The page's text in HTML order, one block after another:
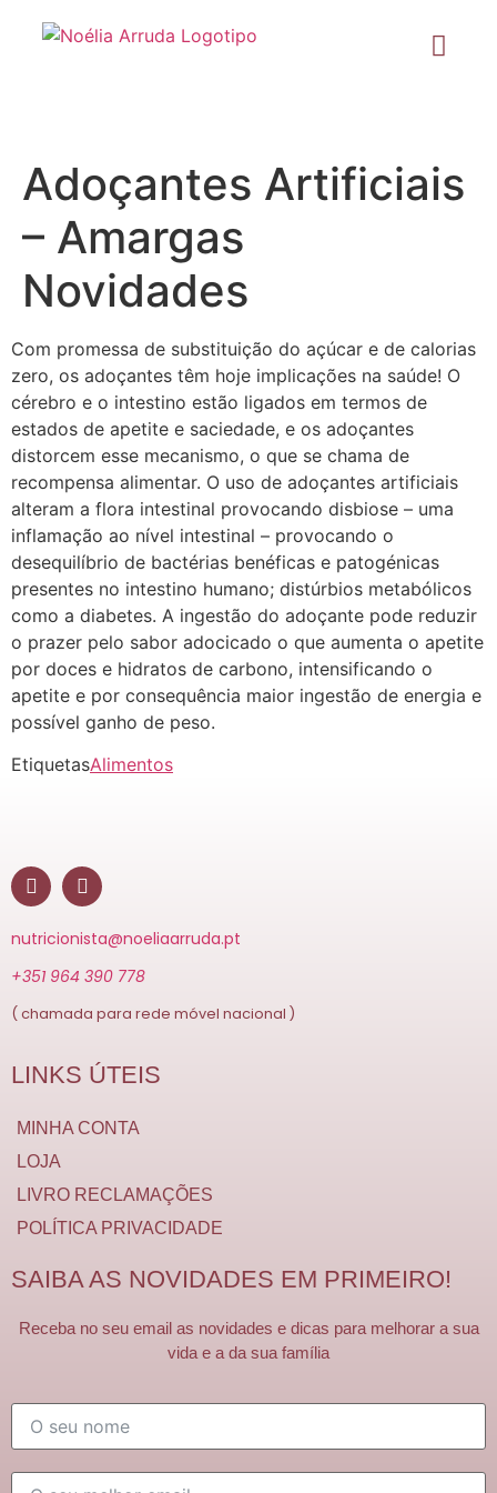
Adoçantes Artificiais
– Amargas
Novidades
Com promessa de substituição do açúcar e de calorias
zero, os adoçantes têm hoje implicações na saúde! O
cérebro e o intestino estão ligados em termos de
estados de apetite e saciedade, e os adoçantes
distorcem esse mecanismo, o que se chama de
recompensa alimentar. O uso de adoçantes artificiais
alteram a flora intestinal provocando disbiose – uma
inflamação ao nível intestinal – provocando o
desequilíbrio de bactérias benéficas e patogénicas
presentes no intestino humano; distúrbios metabólicos
como a diabetes. A ingestão do adoçante pode reduzir
o prazer pelo sabor adocicado o que aumenta o apetite
por doces e hidratos de carbono, intensificando o
apetite e por consequência maior ingestão de energia e
possível ganho de peso.
EtiquetasAlimentos
nutricionista@noeliaarruda.pt
+351 964 390 778
( chamada para rede móvel nacional )
LINKS ÚTEIS
MINHA CONTA
LOJA
LIVRO RECLAMAÇÕES
POLÍTICA PRIVACIDADE
SAIBA AS NOVIDADES EM PRIMEIRO!
Receba no seu email as novidades e dicas para melhorar a sua
vida e a da sua família